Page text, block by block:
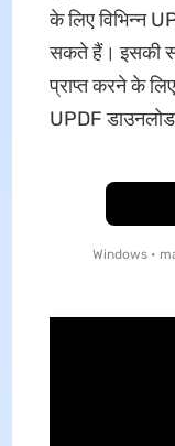
के लिए विभिन्न
सकते हैं। इसकी
प्राप्त करने के
UPDF
Windows •